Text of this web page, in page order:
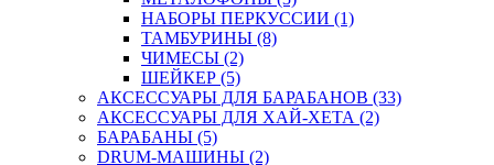
НАБОРЫ ПЕРКУССИИ (1)
ТАМБУРИНЫ (8)
ЧИМЕСЫ (2)
ШЕЙКЕР (5)
АКСЕССУАРЫ ДЛЯ БАРАБАНОВ (33)
АКСЕССУАРЫ ДЛЯ ХАЙ-ХЕТА (2)
БАРАБАНЫ (5)
DRUM-МАШИНЫ (2)